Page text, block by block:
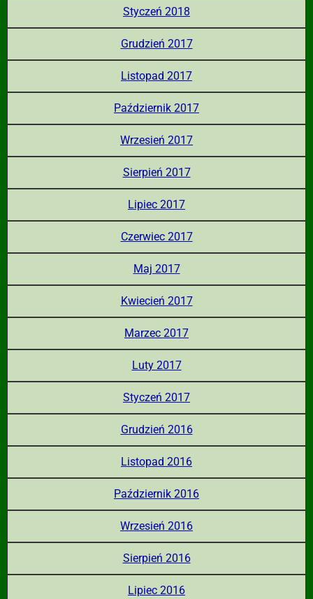
Styczeń 2018
Grudzień 2017
Listopad 2017
Październik 2017
Wrzesień 2017
Sierpień 2017
Lipiec 2017
Czerwiec 2017
Maj 2017
Kwiecień 2017
Marzec 2017
Luty 2017
Styczeń 2017
Grudzień 2016
Listopad 2016
Październik 2016
Wrzesień 2016
Sierpień 2016
Lipiec 2016